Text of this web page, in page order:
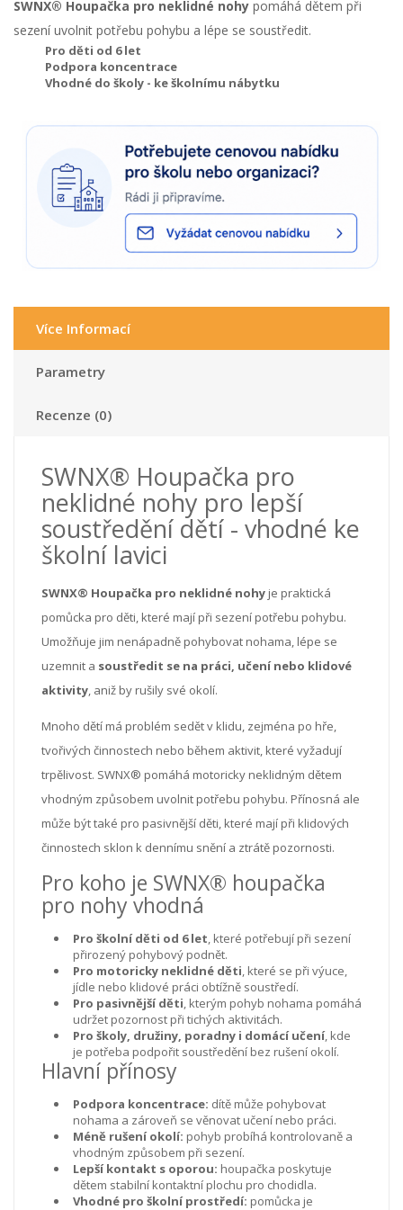
SWNX® Houpačka pro neklidné nohy pomáhá dětem při
sezení uvolnit potřebu pohybu a lépe se soustředit.
Pro děti od 6 let
Podpora koncentrace
Vhodné do školy - ke školnímu nábytku
Více Informací
Parametry
Recenze (0)
SWNX® Houpačka pro
neklidné nohy pro lepší
soustředění dětí - vhodné ke
školní lavici
SWNX® Houpačka pro neklidné nohy je praktická
pomůcka pro děti, které mají při sezení potřebu pohybu.
Umožňuje jim nenápadně pohybovat nohama, lépe se
uzemnit a soustředit se na práci, učení nebo klidové
aktivity, aniž by rušily své okolí.
Mnoho dětí má problém sedět v klidu, zejména po hře,
tvořivých činnostech nebo během aktivit, které vyžadují
trpělivost. SWNX® pomáhá motoricky neklidným dětem
vhodným způsobem uvolnit potřebu pohybu. Přínosná ale
může být také pro pasivnější děti, které mají při klidových
činnostech sklon k dennímu snění a ztrátě pozornosti.
Pro koho je SWNX® houpačka
pro nohy vhodná
Pro školní děti od 6 let, které potřebují při sezení
přirozený pohybový podnět.
Pro motoricky neklidné děti, které se při výuce,
jídle nebo klidové práci obtížně soustředí.
Pro pasivnější děti, kterým pohyb nohama pomáhá
udržet pozornost při tichých aktivitách.
Pro školy, družiny, poradny i domácí učení, kde
je potřeba podpořit soustředění bez rušení okolí.
Hlavní přínosy
Podpora koncentrace: dítě může pohybovat
nohama a zároveň se věnovat učení nebo práci.
Méně rušení okolí: pohyb probíhá kontrolovaně a
vhodným způsobem při sezení.
Lepší kontakt s oporou: houpačka poskytuje
dětem stabilní kontaktní plochu pro chodidla.
Vhodné pro školní prostředí: pomůcka je